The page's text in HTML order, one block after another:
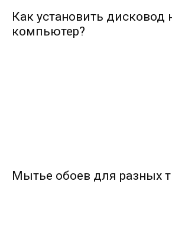
Как установить дисковод
компьютер?
Мытье обоев для разных